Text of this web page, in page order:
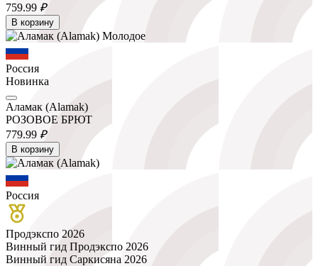
759.99 ₽
В корзину
Россия
Новинка
Аламак (Alamak)
РОЗОВОЕ БРЮТ
779.99 ₽
В корзину
Россия
Продэкспо 2026
Винный гид Продэкспо 2026
Винный гид Саркисяна 2026